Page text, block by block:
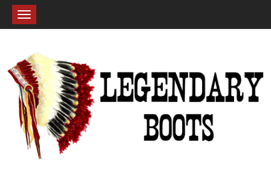
Toggle
navigation